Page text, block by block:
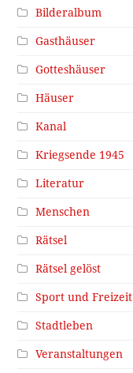
Bilderalbum
Gasthäuser
Gotteshäuser
Häuser
Kanal
Kriegsende 1945
Literatur
Menschen
Rätsel
Rätsel gelöst
Sport und Freizeit
Stadtleben
Veranstaltungen